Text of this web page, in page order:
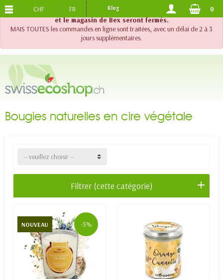
!! Important !! Jusqu'au 20 août 2026, le support téléphonique
et le magasin de Bex seront fermés.
MAIS TOUTES les commandes en ligne sont traitées, avec un délai de 2 à 3
jours supplémentaires.
PORTS OFFERTS DES 120.-
CHF FR Blog 0
Bougies naturelles en cire végétale
-- veuillez choisir --
Filtrer (cette catégorie)
NOUVEAU -5%